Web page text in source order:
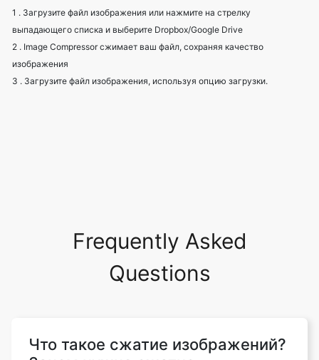
изображения
3 . Загрузите файл изображения, используя опцию загрузки.
Что такое сжатие изображений?
Сжатие изображений направлено на